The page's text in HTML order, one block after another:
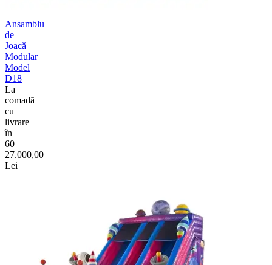
Ansamblu
de
Joacă
Modular
Model
D18
La
comadã
cu
livrare
în
60
27.000,00
Lei